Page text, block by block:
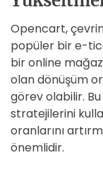
Opencart,
popüler bir e-
bir online
olan dönüşüm
görev olabilir.
stratejilerini
oranlarını
önemlidir.